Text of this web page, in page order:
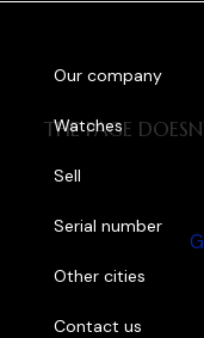
THE PAGE
Our company
Watches
Sell
Serial number
Other cities
Contact us